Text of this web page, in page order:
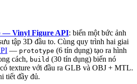
— Vinyl Figure API: biến một bức ảnh
tập 3D đầu to. Cùng quy trình hai giai
— prototype (6 tín dụng) tạo ra hình
cách, build (30 tín dụng) biến nó
texture với đầu ra GLB và OBJ + MTL.
tiết đầy đủ.